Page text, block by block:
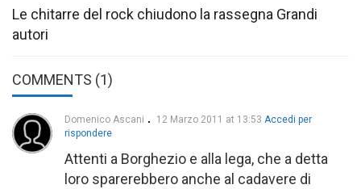
Le chitarre del rock chiudono la rassegna Grandi
autori
COMMENTS (1)
Domenico Ascani 12 Marzo 2011 at 13:53 Accedi per
rispondere
Attenti a Borghezio e alla lega, che a detta
loro sparerebbero anche al cadavere di